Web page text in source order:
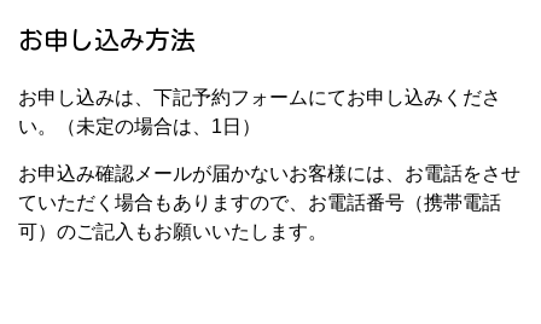
お申し込み方法
お申し込みは、下記予約フォームにてお申し込みくださ
い。（未定の場合は、1日）
お申込み確認メールが届かないお客様には、お電話をさせ
ていただく場合もありますので、お電話番号（携帯電話
可）のご記入もお願いいたします。